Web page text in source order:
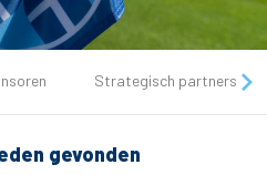
Strategisch partners
gevonden